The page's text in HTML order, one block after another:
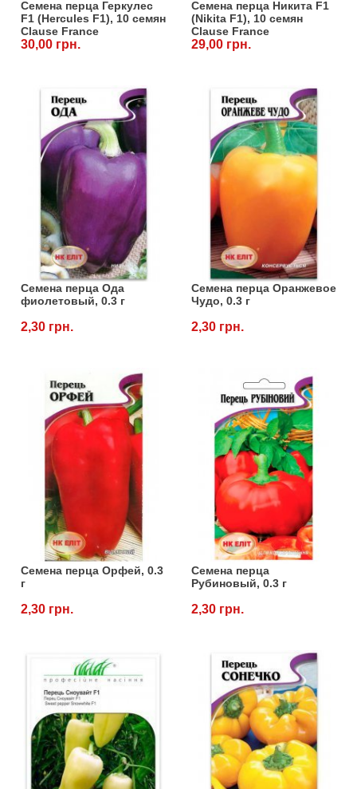
Семена перца Геркулес
F1 (Hercules F1), 10 семян
Clause France
30,00 грн.
Семена перца Никита F1
(Nikita F1), 10 семян
Clause France
29,00 грн.
Семена перца Ода
фиолетовый, 0.3 г
2,30 грн.
Семена перца Оранжевое
Чудо, 0.3 г
2,30 грн.
Семена перца Орфей, 0.3
г
2,30 грн.
Семена перца
Рубиновый, 0.3 г
2,30 грн.